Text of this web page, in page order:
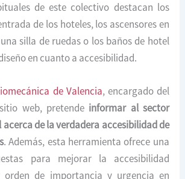
de este colectivo destacan los
de los hoteles, los ascensores en
silla de ruedas o los baños de hotel
en cuanto a accesibilidad.
de Valencia, encargado del
web, pretende informar al sector
de la verdadera accesibilidad de
. Además, esta herramienta ofrece una
para mejorar la accesibilidad
orden de importancia y urgencia en